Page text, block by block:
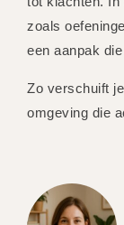
zoals
een aanpak
Zo verschuift
omgeving die